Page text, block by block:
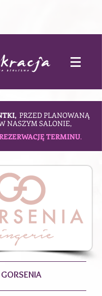
PRZED PLANOWANĄ
NASZYM SALONIE,
TERMINU.
GORSENIA